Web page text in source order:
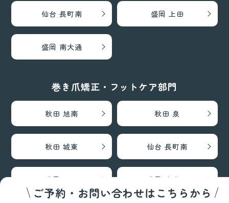
ご予約・お問い合わせはこちらから
仙台 長町南 盛岡 上田
盛岡 南大通
巻き爪矯正・フットケア部門
秋田 旭南 秋田 泉
秋田 城東 仙台 長町南
盛岡 上田 盛岡 南大通